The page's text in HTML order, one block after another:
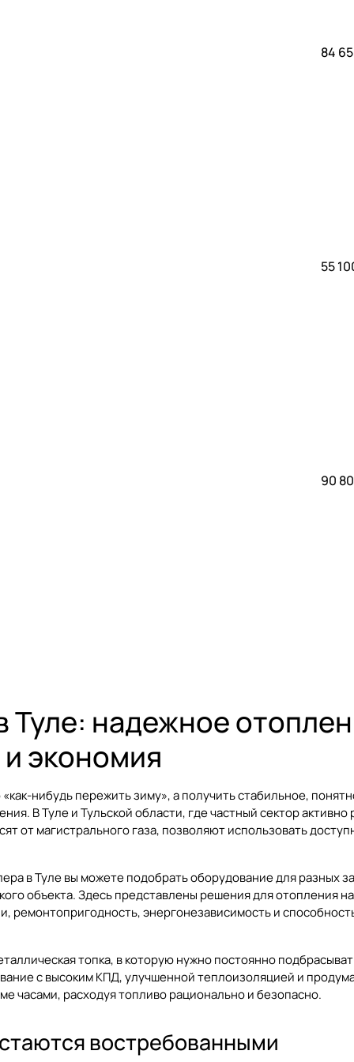
84
55
90
надежное
экономия
нибудь пережить зиму», а получить стабильное,
В Туле и Тульской области, где частный сектор активно
от магистрального газа, позволяют использовать
в Туле вы можете подобрать оборудование для разных
объекта. Здесь представлены решения для отопления
ремонтопригодность, энергонезависимость и
топка, в которую нужно постоянно
с высоким КПД, улучшенной теплоизоляцией и
часами, расходуя топливо рационально и безопасно.
востребованными